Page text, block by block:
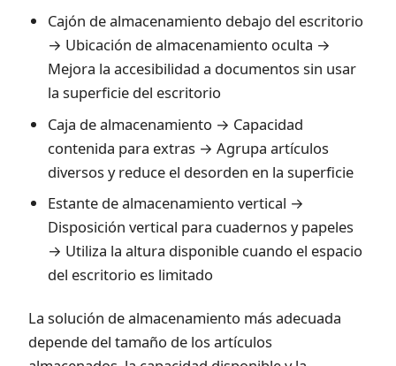
Cajón de almacenamiento debajo del escritorio
→ Ubicación de almacenamiento oculta →
Mejora la accesibilidad a documentos sin usar
la superficie del escritorio
Caja de almacenamiento → Capacidad
contenida para extras → Agrupa artículos
diversos y reduce el desorden en la superficie
Estante de almacenamiento vertical →
Disposición vertical para cuadernos y papeles
→ Utiliza la altura disponible cuando el espacio
del escritorio es limitado
La solución de almacenamiento más adecuada
depende del tamaño de los artículos